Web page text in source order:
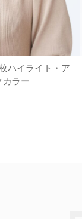
ハイライト・ア
カラー